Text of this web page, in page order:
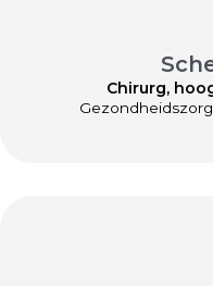
Chirurg,